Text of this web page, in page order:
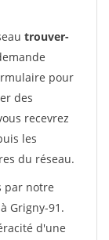
trouver-
pour
des
recevrez
les
du réseau.
par notre
Grigny-91.
d'une